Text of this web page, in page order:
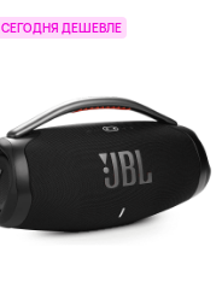
СЕГОДНЯ ДЕШЕВЛЕ